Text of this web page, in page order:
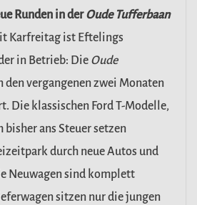
Runden in derOude Tufferbaan
Karfreitag ist Eftelings
in Betrieb: Die Oude
den vergangenen zwei Monaten
Die klassischen Ford T-Modelle,
bisher ans Steuer setzen
durch neue Autos und
Neuwagen sind komplett
sitzen nur die jungen